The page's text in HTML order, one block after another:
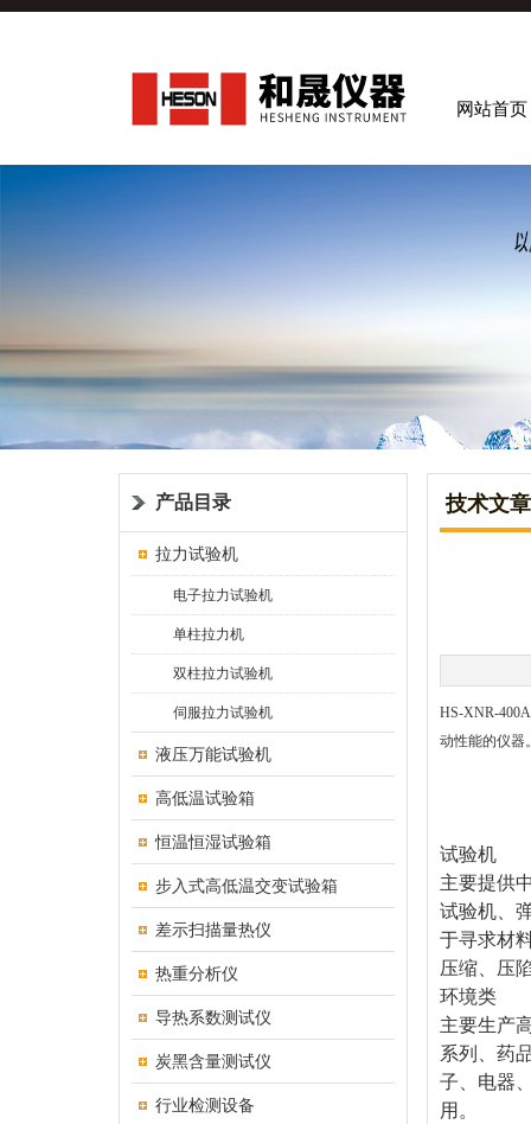
网站首页
产品目录
拉力试验机
电子拉力试验机
单柱拉力机
双柱拉力试验机
伺服拉力试验机
液压万能试验机
高低温试验箱
恒温恒湿试验箱
步入式高低温交变试验箱
差示扫描量热仪
热重分析仪
导热系数测试仪
炭黑含量测试仪
行业检测设备
技术文章
HS-XNR-
动性能的仪器
试验机
主要提供
试验机、
于寻求材
压缩、压
环境类
主要生产
系列、药
子、电器
用。